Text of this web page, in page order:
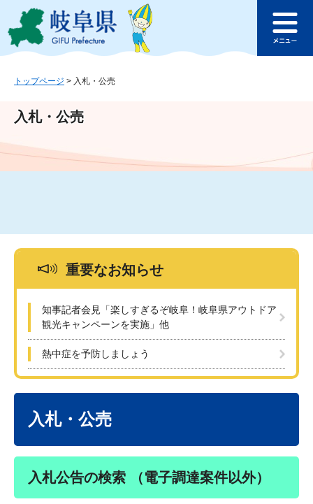
ジ
ュ
文
このページの本文へ
ュ
トップページ > 入札・公売
入札・公売
重要なお知らせ
知事記者会見「楽しすぎるぞ岐阜！岐阜県アウトドア
観光キャンペーンを実施」他
熱中症を予防しましょう
入札・公売
入札公告の検索 （電子調達案件以外）